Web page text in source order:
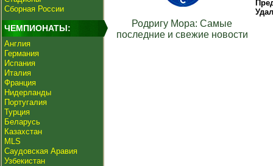
Сборная России
ЧЕМПИОНАТЫ:
Англия
Германия
Испания
Италия
Франция
Нидерланды
Португалия
Турция
Беларусь
Казахстан
MLS
Саудовская Аравия
Узбекистан
Родригу Мора: Самые
последние и свежие новости